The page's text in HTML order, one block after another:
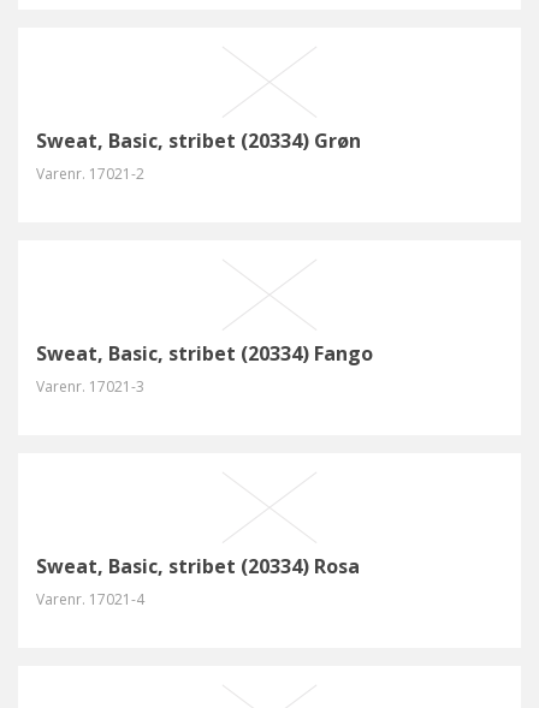
Sweat, Basic, stribet (20334) Grøn
Varenr. 17021-2
Sweat, Basic, stribet (20334) Fango
Varenr. 17021-3
Sweat, Basic, stribet (20334) Rosa
Varenr. 17021-4